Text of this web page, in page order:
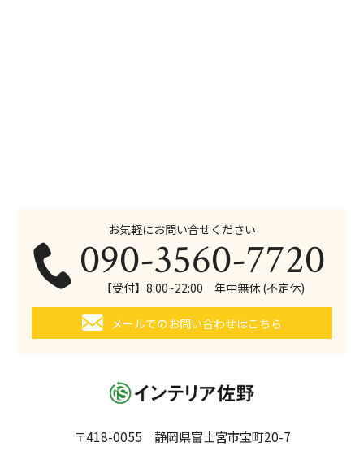
お気軽にお問い合せください
090-3560-7720
【受付】8:00~22:00 年中無休 (不定休)
メールでのお問い合わせはこちら
〒418-0055 静岡県富士宮市宝町20-7